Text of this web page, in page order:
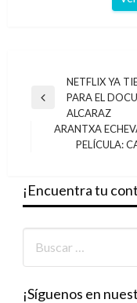
Navegación
de
entradas
Entrada
anterior
NETFLIX YA
PARA EL
ALCARAZ
Entrada
ARANTXA
PELÍCULA:
¡Encuentra tu
¡Síguenos en